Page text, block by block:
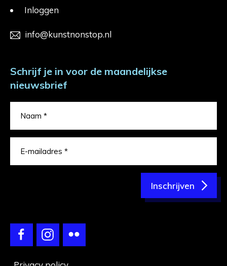
Inloggen
info@kunstnonstop.nl
Schrijf je in voor de maandelijkse
nieuwsbrief
Inschrijven